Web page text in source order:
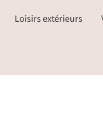
Loisirs extérieurs